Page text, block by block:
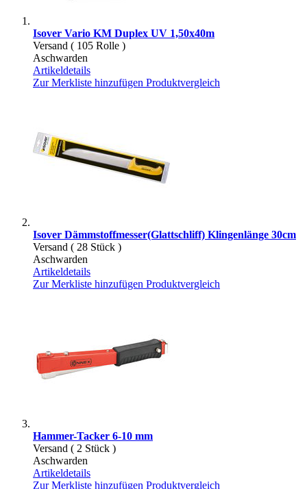
Isover Vario KM Duplex UV 1,50x40m
Versand ( 105 Rolle )
Aschwarden
Artikeldetails
Zur Merkliste hinzufügen Produktvergleich
Isover Dämmstoffmesser(Glattschliff) Klingenlänge 30cm
Versand ( 28 Stück )
Aschwarden
Artikeldetails
Zur Merkliste hinzufügen Produktvergleich
Hammer-Tacker 6-10 mm
Versand ( 2 Stück )
Aschwarden
Artikeldetails
Zur Merkliste hinzufügen Produktvergleich